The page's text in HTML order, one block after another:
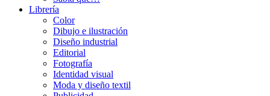
Librería
Color
Dibujo e ilustración
Diseño industrial
Editorial
Fotografía
Identidad visual
Moda y diseño textil